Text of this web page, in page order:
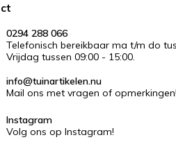
0294 288 066
Telefonisch bereikbaar ma t/m do
Vrijdag tussen 09:00 - 15:00.
info@tuinartikelen.nu
Mail ons met vragen of opmerkingen!
Instagram
Volg ons op Instagram!